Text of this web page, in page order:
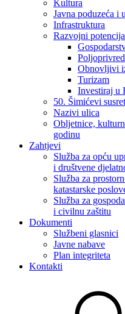
Kultura
Javna poduzeća i
Infrastruktura
Razvojni
Obnovljivi
Turizam
Investiraj u
50. Šimićevi
Nazivi ulica
Obljetnice,
godinu
Zahtjevi
Služba za opću
i društvene
Služba za
katastarske
Služba za
i civilnu zaštitu
Dokumenti
Službeni glasnici
Javne nabave
Plan integriteta
Kontakti